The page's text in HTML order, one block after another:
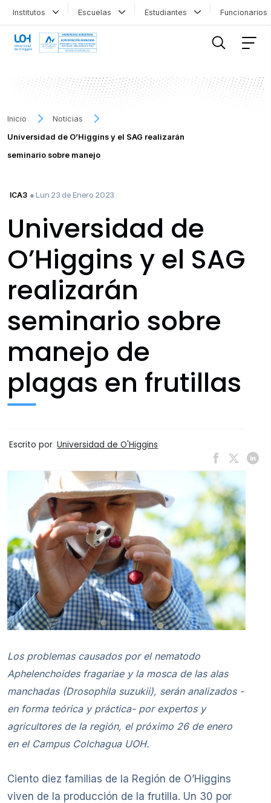
Institutos Escuelas Estudiantes
Inicio
Noticias
Universidad de O’Higgins y el SAG realizarán
seminario sobre manejo
ICA3 ● Lun 23 de Enero 2023
Universidad de
O’Higgins y el SAG
realizarán
seminario sobre
manejo de
plagas en frutillas
Escrito por Universidad de O'Higgins
Los problemas causados por el nematodo
Aphelenchoides fragariae y la mosca de las alas
manchadas (Drosophila suzukii), serán analizados -
en forma teórica y práctica- por expertos y
agricultores de la región, el próximo 26 de enero
en el Campus Colchagua UOH.
Ciento diez familias de la Región de O’Higgins
viven de la producción de la frutilla. Un 30 por